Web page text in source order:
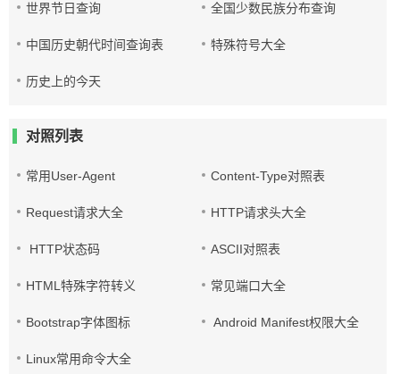
世界节日查询 全国少数民族分布查询
中国历史朝代时间查询表 特殊符号大全
历史上的今天
对照列表
常用User-Agent Content-Type对照表
Request请求大全 HTTP请求头大全
HTTP状态码 ASCII对照表
HTML特殊字符转义 常见端口大全
Bootstrap字体图标 Android Manifest权限大全
Linux常用命令大全